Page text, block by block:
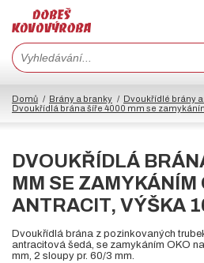
Domů Brány a branky Dvoukřídlé brány
Dvoukřídlá brána šíře 4000 mm se
DVOUKŘÍDLÁ
MM SE ZAMYKÁNÍM
ANTRACIT, VÝŠKA
Dvoukřídlá brána z pozinkovaných
antracitová šedá, se zamykáním OKO
mm, 2 sloupy pr. 60/3 mm.